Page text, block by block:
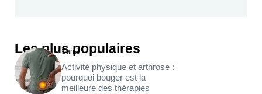
Les plus populaires
Santé
Activité physique et arthrose :
pourquoi bouger est la
meilleure des thérapies